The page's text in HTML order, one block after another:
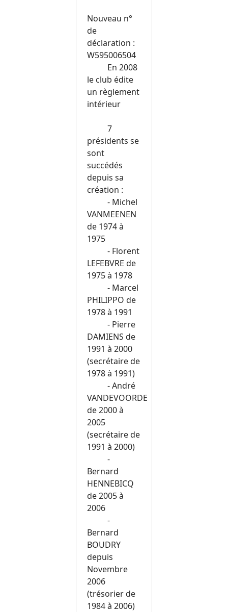
Nouveau n°
de
déclaration :
W595006504
En 2008
le club édite
un règlement
intérieur
7
présidents se
sont
succédés
depuis sa
création :
- Michel
VANMEENEN
de 1974 à
1975
- Florent
LEFEBVRE de
1975 à 1978
- Marcel
PHILIPPO de
1978 à 1991
- Pierre
DAMIENS de
1991 à 2000
(secrétaire de
1978 à 1991)
- André
VANDEVOORDE
de 2000 à
2005
(secrétaire de
1991 à 2000)
-
Bernard
HENNEBICQ
de 2005 à
2006
-
Bernard
BOUDRY
depuis
Novembre
2006
(trésorier de
1984 à 2006)